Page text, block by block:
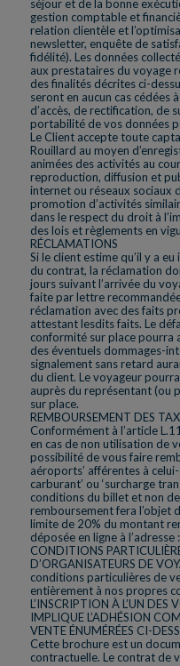
séjour et de la bonne
gestion comptable et
relation clientèle et
newsletter, enquête de
fidélité). Les données
aux prestataires du voyage
des finalités décrites ci-
seront en aucun cas cédées
d’accès, de rectification, de
portabilité de vos données
Le Client accepte toute
Rouillard au moyen
animées des activités au
reproduction, diffusion et
internet ou réseaux sociaux
promotion d’activités
dans le respect du droit à
des lois et règlements en
RÉCLAMATIONS
Si le client estime qu’il y a
du contrat, la réclamation
jours suivant l’arrivée du
faite par lettre
réclamation avec des faits
attestant lesdits faits. Le
conformité sur place pourra
des éventuels dommages-
signalement sans retard
du client. Le voyageur
auprès du représentant (ou
sur place.
REMBOURSEMENT DES
Conformément à l’article
en cas de non utilisation de
possibilité de vous faire
aéroports’ afférentes à
carburant’ ou ‘surcharge
conditions du billet et non
remboursement fera l’objet
limite de 20% du montant
déposée en ligne à
CONDITIONS
D’ORGANISATEURS DE
conditions particulières de
entièrement à nos propres
L’INSCRIPTION À L’UN DES
IMPLIQUE L’ADHÉSION
VENTE ÉNUMÉRÉES CI-
Cette brochure est un
contractuelle. Le contrat de